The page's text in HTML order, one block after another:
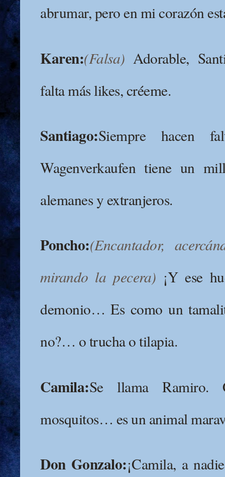
abrumar, pero en mi corazón
Karen:(Falsa) Adorable,
falta más likes, créeme.
Santiago:Siempre hacen
Wagenverkaufen tiene un
alemanes y extranjeros.
Poncho:(Encantador,
mirando la pecera) ¡Y ese
demonio… Es como un
no?… o trucha o tilapia.
Camila:Se llama Ramiro.
mosquitos… es un animal
Don Gonzalo:¡Camila, a